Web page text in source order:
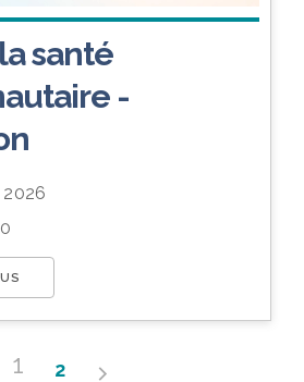
santé
-
2026
1 2